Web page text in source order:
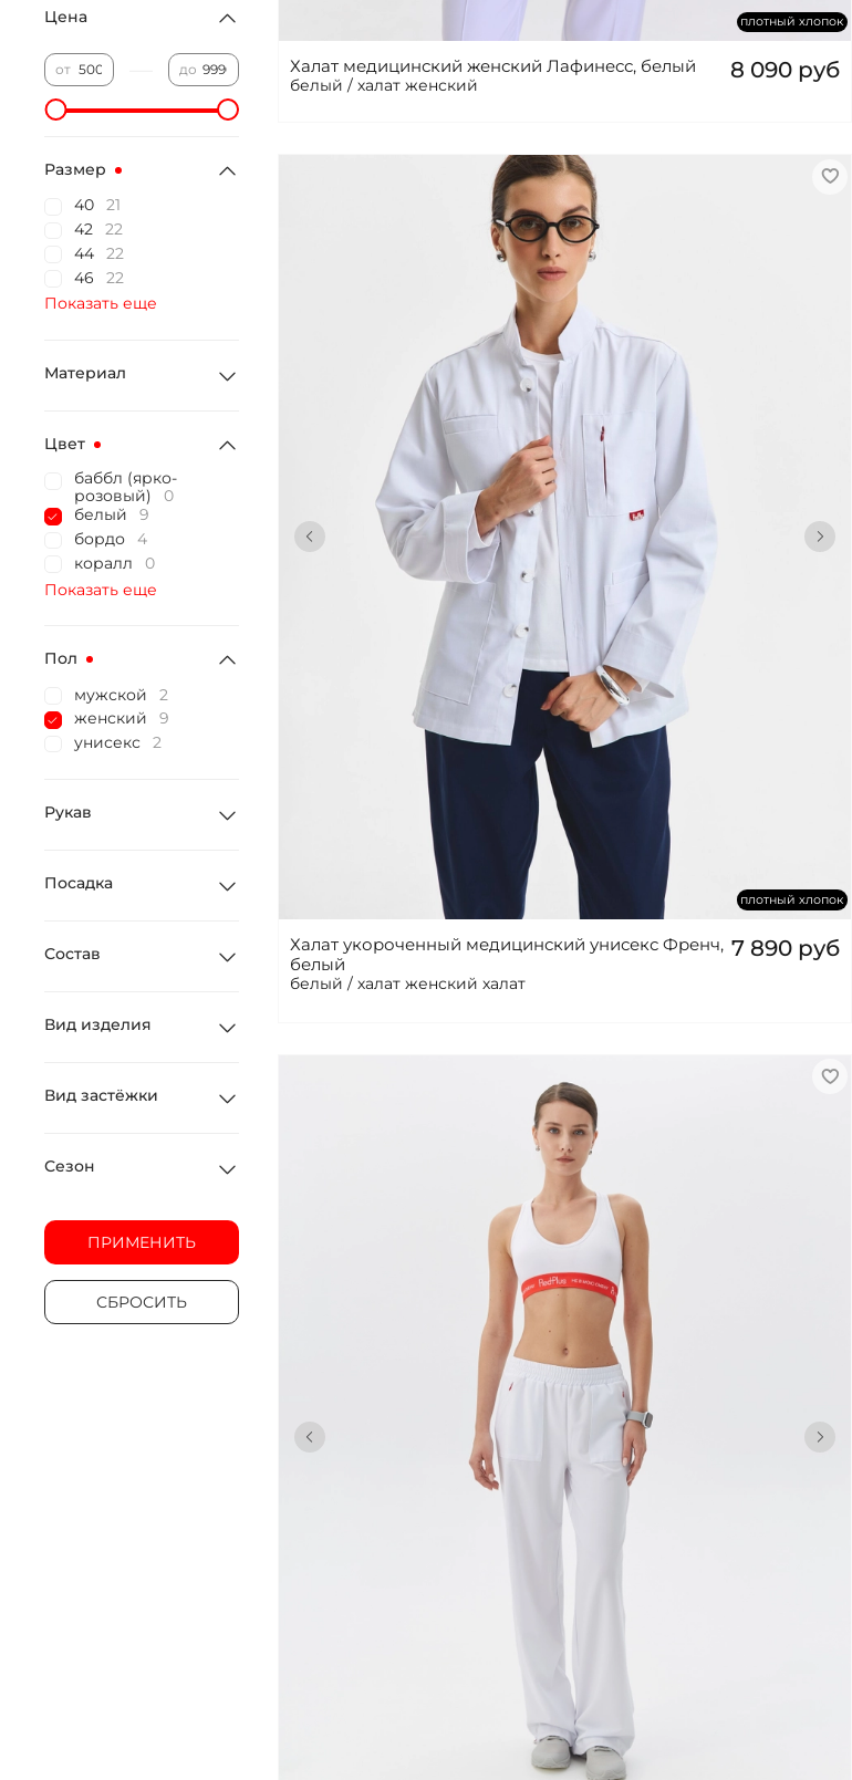
плотный хлопок
Халат медицинский женский Лафинесс, белый
белый / халат женский
8 090 руб
плотный хлопок
Халат укороченный медицинский унисекс Френч,
белый
белый / халат женский халат
7 890 руб
Цена
от до
Размер
40
21
42
22
44
22
46
22
Показать еще
Материал
Цвет
баббл (ярко-
розовый)
0
белый
9
бордо
4
коралл
0
Показать еще
Пол
мужской
2
женский
9
унисекс
2
Рукав
Посадка
Состав
Вид изделия
Вид застёжки
Сезон
ПРИМЕНИТЬ
СБРОСИТЬ